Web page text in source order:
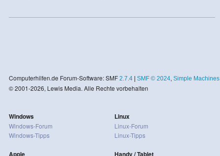
Computerhilfen.de Forum-Software: SMF 2.7.4| SMF © 2024, Simple Machines
© 2001-2026, Lewis Media. Alle Rechte vorbehalten
Windows
Windows-Forum
Windows-Tipps
Apple
Linux
Linux-Forum
Linux-Tipps
Handy / Tablet